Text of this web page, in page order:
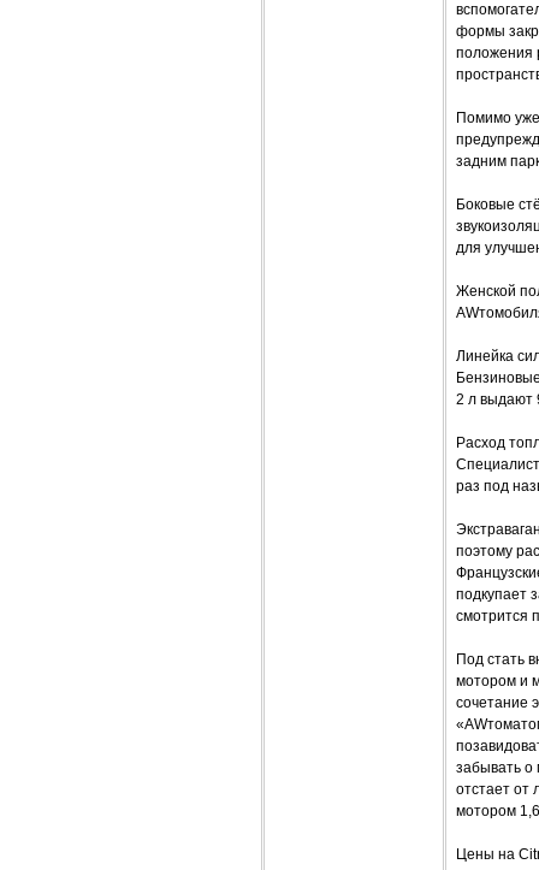
формы
положения
Помимо
задним
Боковые
для
Женской
Линейка
2 л выдают
Расход
раз под
поэтому
подкупает
смотрится
Под стать
мотором и
сочетание
забывать о
отстает от
мотором
Цены на